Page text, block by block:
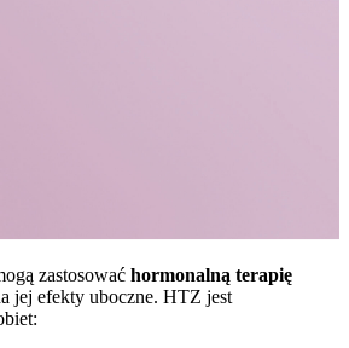
zastosować hormonalną terapię
jej efekty uboczne. HTZ jest